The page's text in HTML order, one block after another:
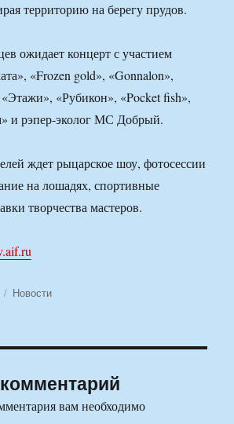
территорию на берегу прудов.
ожидает концерт с участием
«Frozen gold», «Gonnalon»,
«Рубикон», «Pocket fish»,
и рэпер-эколог МС Добрый.
ждет рыцарское шоу, фотосессии
на лошадях, спортивные
творчества мастеров.
Рубрики
Новости
вам необходимо